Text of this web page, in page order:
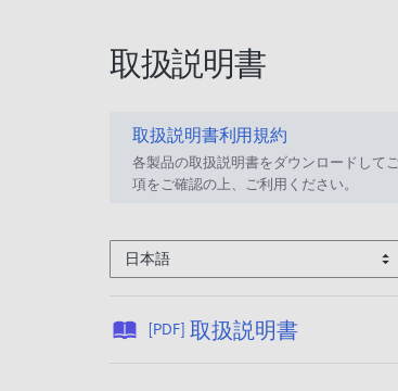
取扱説明書
取扱説明書利用規約
各製品の取扱説明書をダウンロードして
項をご確認の上、ご利用ください。
日本語
[PDF] 取扱説明書公